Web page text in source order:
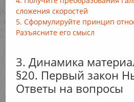
сложения скоростей
5. Сформулируйте принцип
Разъясните его смысл
3. Динамика
§20. Первый закон
Ответы на вопросы